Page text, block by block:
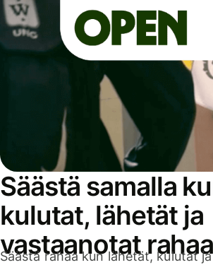
Säästä samalla
kulutat, lähetät ja
vastaanotat rahaa
Säästä rahaa kun lähetät, kulutat